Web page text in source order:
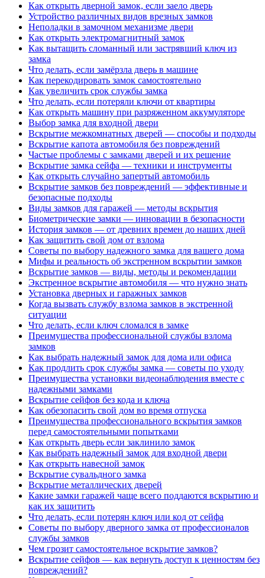
Как открыть дверной замок, если заело дверь
Устройство различных видов врезных замков
Неполадки в замочном механизме двери
Как открыть электромагнитный замок
Как вытащить сломанный или застрявший ключ из
замка
Что делать, если замёрзла дверь в машине
Как перекодировать замок самостоятельно
Как увеличить срок службы замка
Что делать, если потеряли ключи от квартиры
Как открыть машину при разряженном аккумуляторе
Выбор замка для входной двери
Вскрытие межкомнатных дверей — способы и подходы
Вскрытие капота автомобиля без повреждений
Частые проблемы с замками дверей и их решение
Вскрытие замка сейфа — техники и инструменты
Как открыть случайно запертый автомобиль
Вскрытие замков без повреждений — эффективные и
безопасные подходы
Виды замков для гаражей — методы вскрытия
Биометрические замки — инновации в безопасности
История замков — от древних времен до наших дней
Как защитить свой дом от взлома
Советы по выбору надежного замка для вашего дома
Мифы и реальность об экстренном вскрытии замков
Вскрытие замков — виды, методы и рекомендации
Экстренное вскрытие автомобиля — что нужно знать
Установка дверных и гаражных замков
Когда вызвать службу взлома замков в экстренной
ситуации
Что делать, если ключ сломался в замке
Преимущества профессиональной службы взлома
замков
Как выбрать надежный замок для дома или офиса
Как продлить срок службы замка — советы по уходу
Преимущества установки видеонаблюдения вместе с
надежными замками
Вскрытие сейфов без кода и ключа
Как обезопасить свой дом во время отпуска
Преимущества профессионального вскрытия замков
перед самостоятельными попытками
Как открыть дверь если заклинило замок
Как выбрать надежный замок для входной двери
Как открыть навесной замок
Вскрытие сувальдного замка
Вскрытие металлических дверей
Какие замки гаражей чаще всего поддаются вскрытию и
как их защитить
Что делать, если потерян ключ или код от сейфа
Советы по выбору дверного замка от профессионалов
службы замков
Чем грозит самостоятельное вскрытие замков?
Вскрытие сейфов — как вернуть доступ к ценностям без
повреждений?